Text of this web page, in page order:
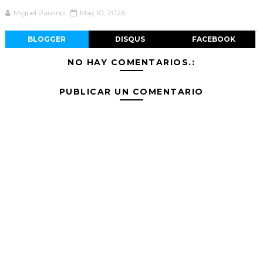
Miguel Paulino May 10, 2026
BLOGGER DISQUS FACEBOOK
NO HAY COMENTARIOS.:
PUBLICAR UN COMENTARIO